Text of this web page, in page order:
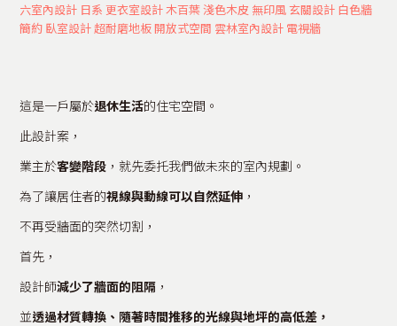
六室內設計 日系 更衣室設計木百葉淺色木皮 無印風玄關設計 白色牆
簡約 臥室設計超耐磨地板開放式空間 雲林室內設計 電視牆
這是一戶屬於退休生活的住宅空間。
此設計案，
業主於客變階段 ，就先委托我們做未來的室內規劃。
為了讓居住者的視線與動線可以自然延伸 ，
不再受牆面的突然切割，
首先，
設計師減少了牆面的阻隔 ，
並透過材質轉換、隨著時間推移的光線與地坪的高低差，